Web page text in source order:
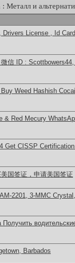
: Металл и
License , Id
信 ID :
Weed Hashish
& Red Mecury
Get CISSP
国签证，申请美国签证
2201, 3-MMC
Получить
Barbados